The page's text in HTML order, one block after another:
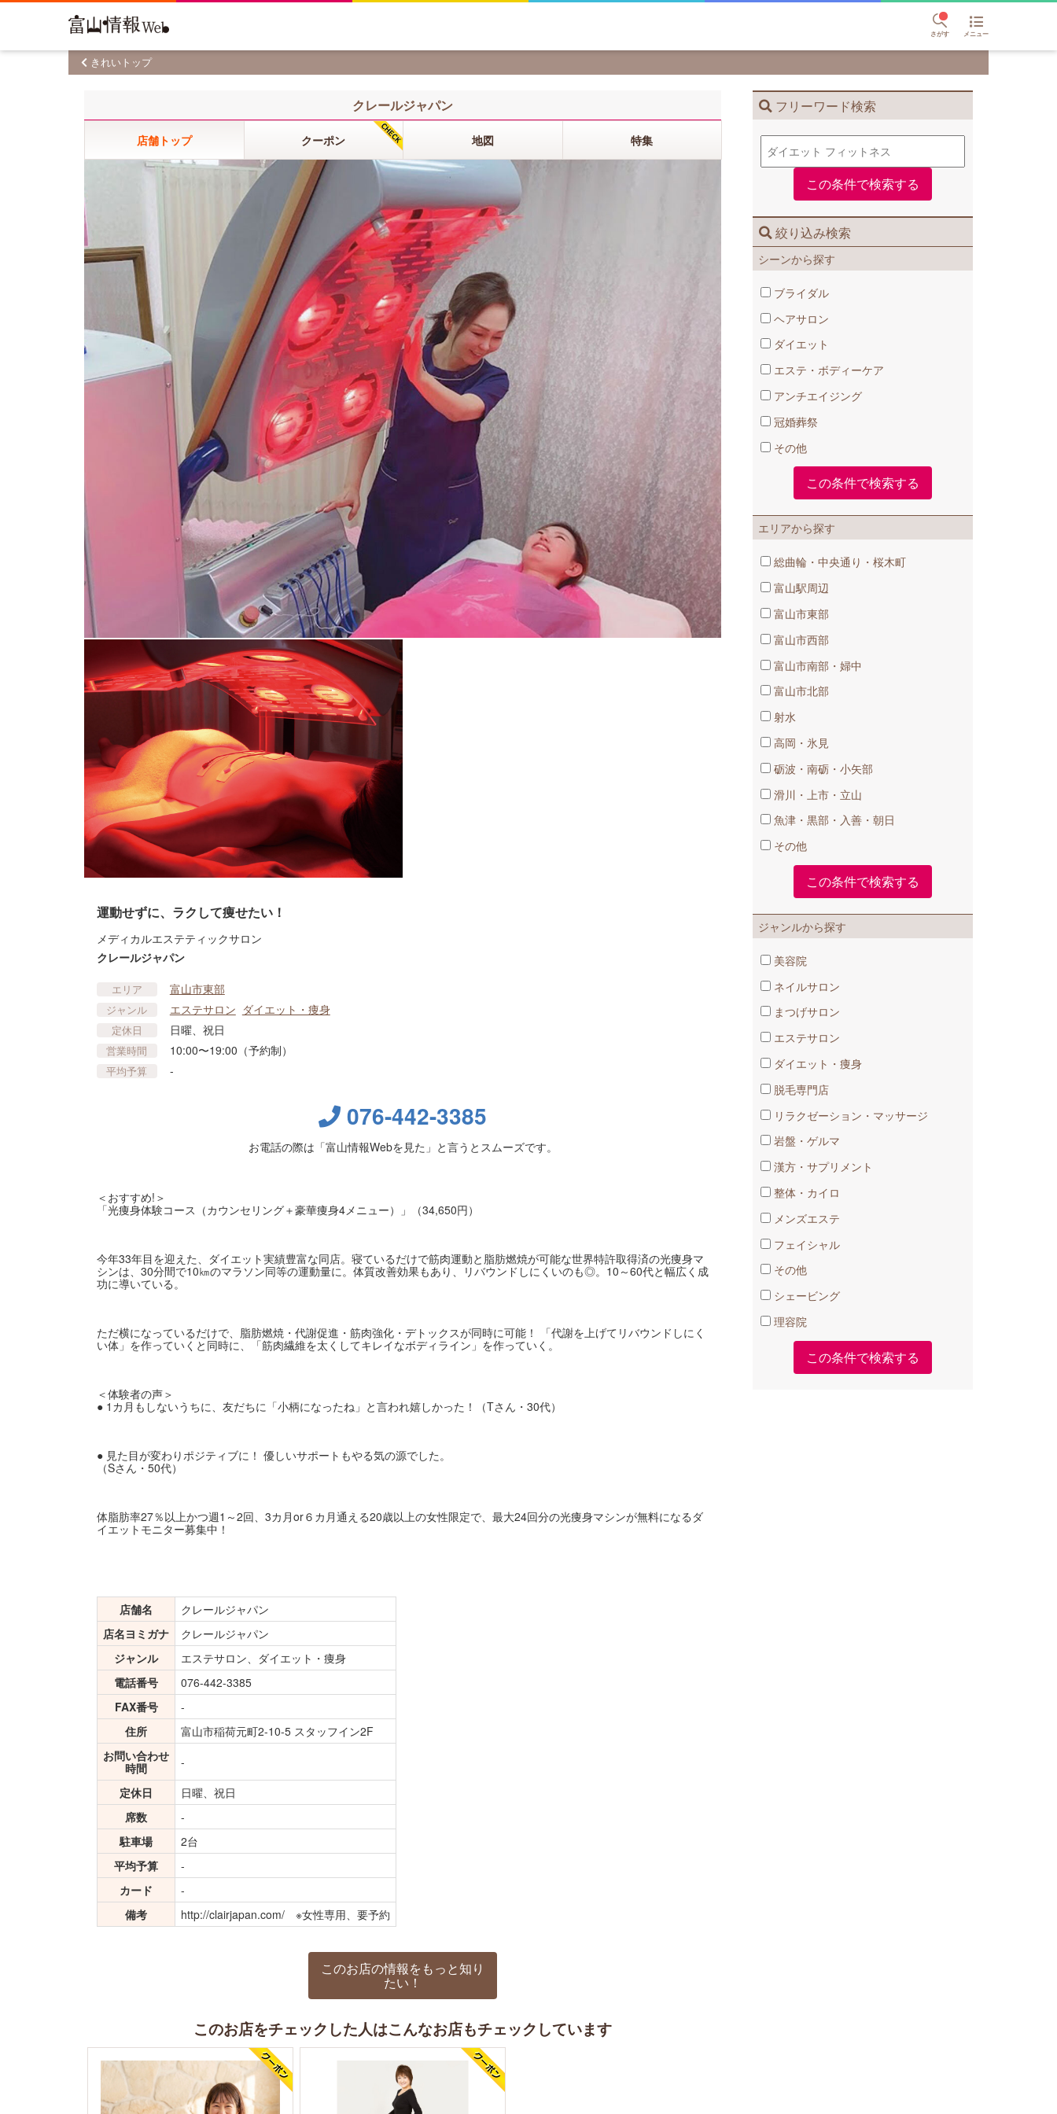
さがす メニュー
きれいトップ
フリーワード検索
絞り込み検索
シーンから探す
ブライダル
ヘアサロン
ダイエット
エステ・ボディーケア
アンチエイジング
冠婚葬祭
その他
エリアから探す
総曲輪・中央通り・桜木町
富山駅周辺
富山市東部
富山市西部
富山市南部・婦中
富山市北部
射水
高岡・氷見
砺波・南砺・小矢部
滑川・上市・立山
魚津・黒部・入善・朝日
その他
ジャンルから探す
美容院
ネイルサロン
まつげサロン
エステサロン
ダイエット・痩身
脱毛専門店
リラクゼーション・マッサージ
岩盤・ゲルマ
漢方・サプリメント
整体・カイロ
メンズエステ
フェイシャル
その他
シェービング
理容院
クレールジャパン
店舗トップ クーポン 地図 特集
運動せずに、ラクして痩せたい！
メディカルエステティックサロン
クレールジャパン
エリア 富山市東部
ジャンル エステサロン ダイエット・痩身
定休日 日曜、祝日
営業時間 10:00〜19:00（予約制）
平均予算 -
076-442-3385
お電話の際は「富山情報Webを見た」と言うとスムーズです。
＜おすすめ!＞
「光痩身体験コース（カウンセリング＋豪華痩身4メニュー）」（34,650円）
今年33年目を迎えた、ダイエット実績豊富な同店。寝ているだけで筋肉運動と脂肪燃焼が可能な世界特許取得済の光痩身マ
シンは、30分間で10㎞のマラソン同等の運動量に。体質改善効果もあり、リバウンドしにくいのも◎。10～60代と幅広く成
功に導いている。
ただ横になっているだけで、脂肪燃焼・代謝促進・筋肉強化・デトックスが同時に可能！ 「代謝を上げてリバウンドしにく
い体」を作っていくと同時に、「筋肉繊維を太くしてキレイなボディライン」を作っていく。
＜体験者の声＞
● 1カ月もしないうちに、友だちに「小柄になったね」と言われ嬉しかった！（Tさん・30代）
● 見た目が変わりポジティブに！ 優しいサポートもやる気の源でした。
（Sさん・50代）
体脂肪率27％以上かつ週1～2回、3カ月or６カ月通える20歳以上の女性限定で、最大24回分の光痩身マシンが無料になるダ
イエットモニター募集中！
店舗名
クレールジャパン
店名ヨミガナ
クレールジャパン
ジャンル
エステサロン、ダイエット・痩身
電話番号
076-442-3385
FAX番号
-
住所
富山市稲荷元町2-10-5 スタッフイン2F
お問い合わせ
時間
-
定休日
日曜、祝日
席数
-
駐車場
2台
平均予算
-
カード
-
備考
http://clairjapan.com/ ※女性専用、要予約
このお店の情報をもっと知り
たい！
このお店をチェックした人はこんなお店もチェックしています